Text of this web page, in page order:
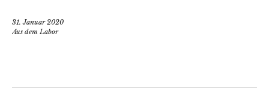
31. Januar 2020
Aus dem Labor